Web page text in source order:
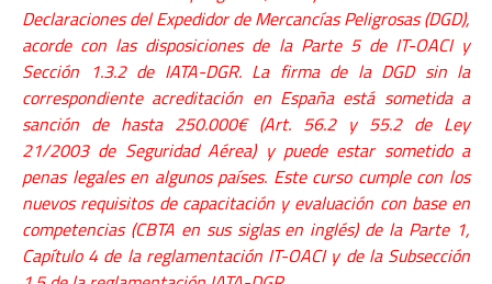
Declaraciones del Expedidor de Mercancías Peligrosas (DGD),
acorde con las disposiciones de la Parte 5 de IT-OACI y
Sección 1.3.2 de IATA-DGR. La firma de la DGD sin la
correspondiente acreditación en España está sometida a
sanción de hasta 250.000€ (Art. 56.2 y 55.2 de Ley
21/2003 de Seguridad Aérea) y puede estar sometido a
penas legales en algunos países. Este curso cumple con los
nuevos requisitos de capacitación y evaluación con base en
competencias (CBTA en sus siglas en inglés) de la Parte 1,
Capítulo 4 de la reglamentación IT-OACI y de la Subsección